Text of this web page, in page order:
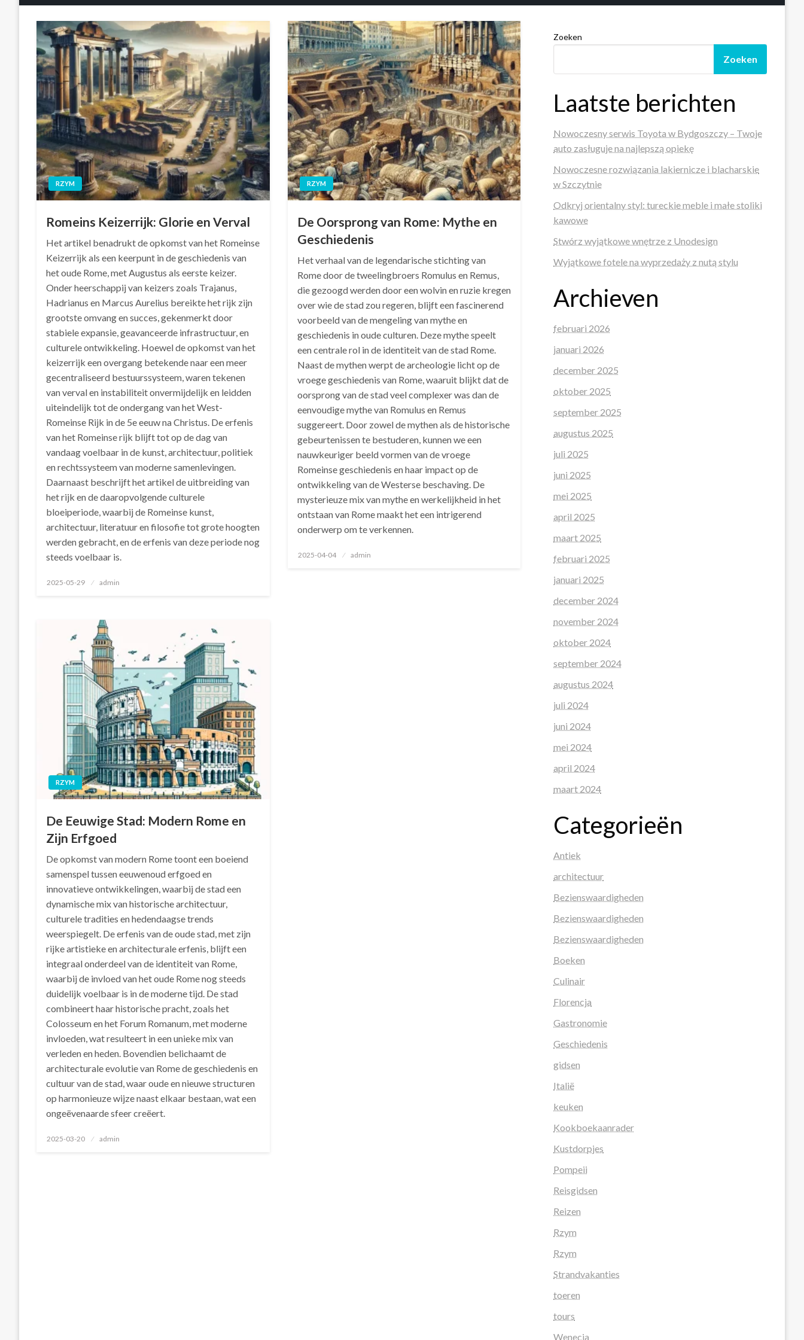
RZYM
Romeins Keizerrijk: Glorie en Verval
Het artikel benadrukt de opkomst van het Romeinse
Keizerrijk als een keerpunt in de geschiedenis van
het oude Rome, met Augustus als eerste keizer.
Onder heerschappij van keizers zoals Trajanus,
Hadrianus en Marcus Aurelius bereikte het rijk zijn
grootste omvang en succes, gekenmerkt door
stabiele expansie, geavanceerde infrastructuur, en
culturele ontwikkeling. Hoewel de opkomst van het
keizerrijk een overgang betekende naar een meer
gecentraliseerd bestuurssysteem, waren tekenen
van verval en instabiliteit onvermijdelijk en leidden
uiteindelijk tot de ondergang van het West-
Romeinse Rijk in de 5e eeuw na Christus. De erfenis
van het Romeinse rijk blijft tot op de dag van
vandaag voelbaar in de kunst, architectuur, politiek
en rechtssysteem van moderne samenlevingen.
Daarnaast beschrijft het artikel de uitbreiding van
het rijk en de daaropvolgende culturele
bloeiperiode, waarbij de Romeinse kunst,
architectuur, literatuur en filosofie tot grote hoogten
werden gebracht, en de erfenis van deze periode nog
steeds voelbaar is.
Geplaatst
2025-05-29 admin
RZYM
De Oorsprong van Rome: Mythe en
Geschiedenis
Het verhaal van de legendarische stichting van
Rome door de tweelingbroers Romulus en Remus,
die gezoogd werden door een wolvin en ruzie kregen
over wie de stad zou regeren, blijft een fascinerend
voorbeeld van de mengeling van mythe en
geschiedenis in oude culturen. Deze mythe speelt
een centrale rol in de identiteit van de stad Rome.
Naast de mythen werpt de archeologie licht op de
vroege geschiedenis van Rome, waaruit blijkt dat de
oorsprong van de stad veel complexer was dan de
eenvoudige mythe van Romulus en Remus
suggereert. Door zowel de mythen als de historische
gebeurtenissen te bestuderen, kunnen we een
nauwkeuriger beeld vormen van de vroege
Romeinse geschiedenis en haar impact op de
ontwikkeling van de Westerse beschaving. De
mysterieuze mix van mythe en werkelijkheid in het
ontstaan van Rome maakt het een intrigerend
onderwerp om te verkennen.
Geplaatst
2025-04-04 admin
RZYM
De Eeuwige Stad: Modern Rome en
Zijn Erfgoed
De opkomst van modern Rome toont een boeiend
samenspel tussen eeuwenoud erfgoed en
innovatieve ontwikkelingen, waarbij de stad een
dynamische mix van historische architectuur,
culturele tradities en hedendaagse trends
weerspiegelt. De erfenis van de oude stad, met zijn
rijke artistieke en architecturale erfenis, blijft een
integraal onderdeel van de identiteit van Rome,
waarbij de invloed van het oude Rome nog steeds
duidelijk voelbaar is in de moderne tijd. De stad
combineert haar historische pracht, zoals het
Colosseum en het Forum Romanum, met moderne
invloeden, wat resulteert in een unieke mix van
verleden en heden. Bovendien belichaamt de
architecturale evolutie van Rome de geschiedenis en
cultuur van de stad, waar oude en nieuwe structuren
op harmonieuze wijze naast elkaar bestaan, wat een
ongeëvenaarde sfeer creëert.
Geplaatst
2025-03-20 admin
Zoeken
Zoeken
Laatste berichten
Nowoczesny serwis Toyota w Bydgoszczy – Twoje
auto zasługuje na najlepszą opiekę
Nowoczesne rozwiązania lakiernicze i blacharskie
w Szczytnie
Odkryj orientalny styl: tureckie meble i małe stoliki
kawowe
Stwórz wyjątkowe wnętrze z Unodesign
Wyjątkowe fotele na wyprzedaży z nutą stylu
Archieven
februari 2026
januari 2026
december 2025
oktober 2025
september 2025
augustus 2025
juli 2025
juni 2025
mei 2025
april 2025
maart 2025
februari 2025
januari 2025
december 2024
november 2024
oktober 2024
september 2024
augustus 2024
juli 2024
juni 2024
mei 2024
april 2024
maart 2024
Categorieën
Antiek
architectuur
Bezienswaardigheden
Bezienswaardigheden
Bezienswaardigheden
Boeken
Culinair
Florencja
Gastronomie
Geschiedenis
gidsen
Italië
keuken
Kookboekaanrader
Kustdorpjes
Pompeii
Reisgidsen
Reizen
Rzym
Rzym
Strandvakanties
toeren
tours
Wenecja